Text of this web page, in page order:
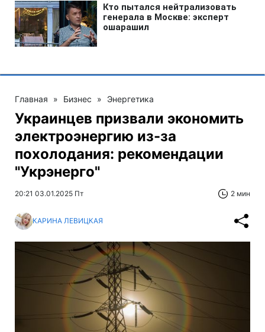
Главная » Бизнес » Энергетика
Украинцев призвали экономить
электроэнергию из-за
похолодания: рекомендации
"Укрэнерго"
20:21 03.01.2025 Пт 2 мин
КАРИНА ЛЕВИЦКАЯ